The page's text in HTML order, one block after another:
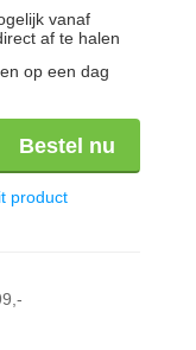
vanaf
af te halen
op een dag
Bestel nu
product